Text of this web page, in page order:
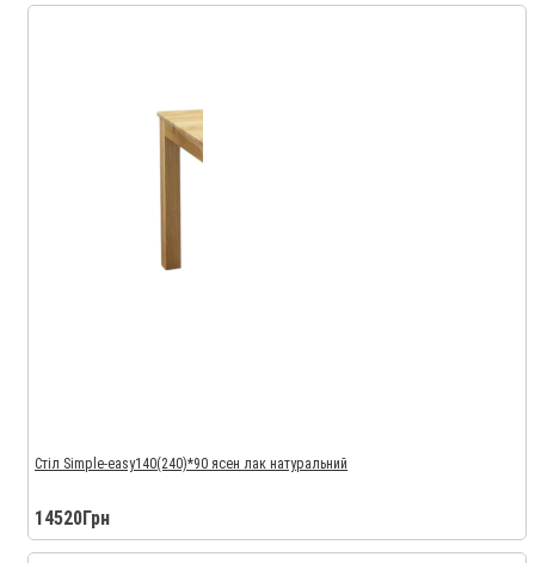
Стіл Simple-easy140(240)*90 ясен лак натуральний
14520Грн